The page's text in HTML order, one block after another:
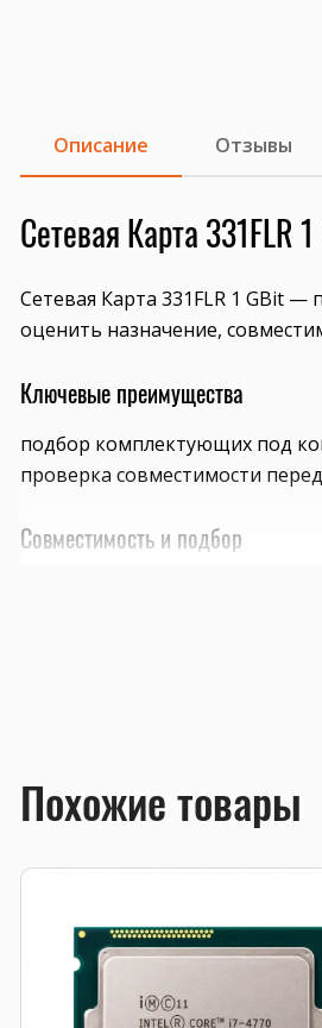
Описание Отзывы
Сетевая Карта 331FLR
Сетевая Карта 331FLR 1 GBit
оценить назначение,
Ключевые преимущества
подбор комплектующих под
проверка совместимости
Совместимость и подбор
Если есть сомнения по
Похожие товары